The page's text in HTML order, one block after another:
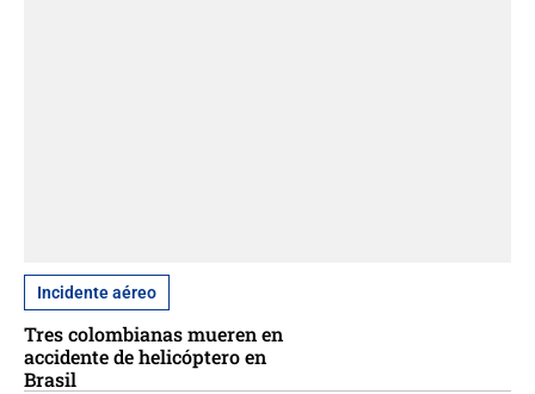
Incidente aéreo
Tres colombianas mueren en
accidente de helicóptero en
Brasil